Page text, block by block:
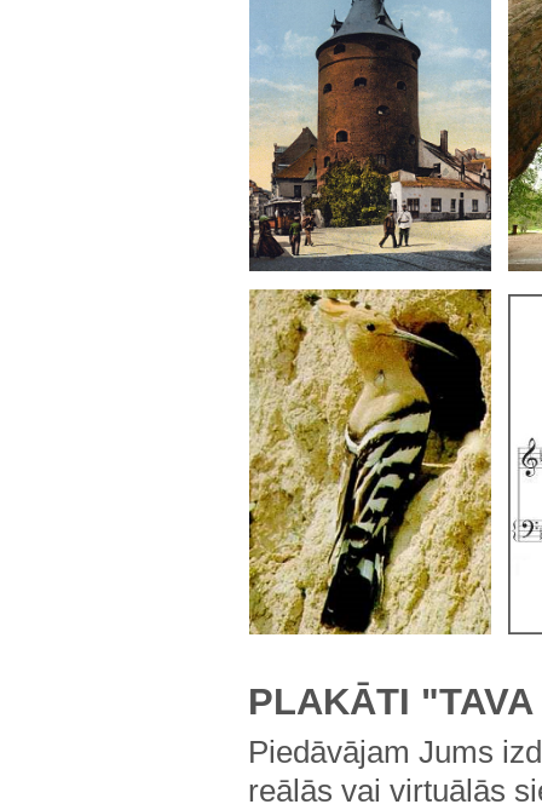
PLAKĀTI
Piedāvājam Jums
reālās vai virtuālās